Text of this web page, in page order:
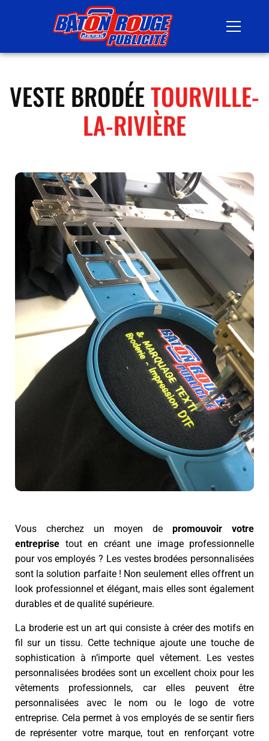
VESTE BRODÉETOURVILLE-
LA-RIVIÈRE
Vous cherchez un moyen de promouvoir votre
entreprise tout en créant une image professionnelle
pour vos employés ? Les vestes brodées personnalisées
sont la solution parfaite ! Non seulement elles offrent un
look professionnel et élégant, mais elles sont également
durables et de qualité supérieure.
La broderie est un art qui consiste à créer des motifs en
fil sur un tissu. Cette technique ajoute une touche de
sophistication à n’importe quel vêtement. Les vestes
personnalisées brodées sont un excellent choix pour les
vêtements professionnels, car elles peuvent être
personnalisées avec le nom ou le logo de votre
entreprise. Cela permet à vos employés de se sentir fiers
de représenter votre marque, tout en renforçant votre